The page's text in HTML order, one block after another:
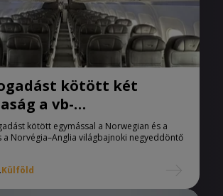
kötött két
a vb-
kötött egymással a Norwegian és a
a Norvégia–Anglia világbajnoki negyeddöntő
Külföld